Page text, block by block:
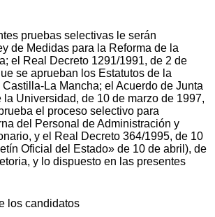
pruebas selectivas le serán
de Medidas para la Reforma de la
el Real Decreto 1291/1991, de 2 de
se aprueban los Estatutos de la
La Mancha; el Acuerdo de Junta
la Universidad, de 10 de marzo de 1997,
el proceso selectivo para
del Personal de Administración y
y el Real Decreto 364/1995, de 10
Oficial del Estado» de 10 de abril), de
y lo dispuesto en las presentes
los candidatos